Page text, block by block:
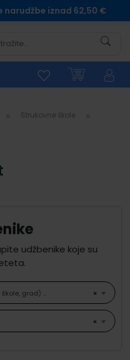
narudžbe iznad 62,50 €
Strukovne škole
udžbenike koje su
×
grad) ...
×